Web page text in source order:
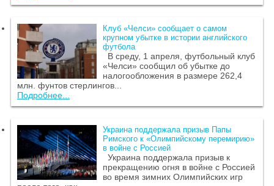
Клуб «Челси» сообщает о самом
крупном убытке в истории английского
футбола
В среду, 1 апреля, футбольный клуб
«Челси» сообщил об убытке до
налогообложения в размере 262,4
млн. фунтов стерлингов...
Подробнее...
Украина поддержала призыв Папы
Римского к «Олимпийскому перемирию»
в войне с Россией
Украина поддержала призыв к
прекращению огня в войне с Россией
во время зимних Олимпийских игр